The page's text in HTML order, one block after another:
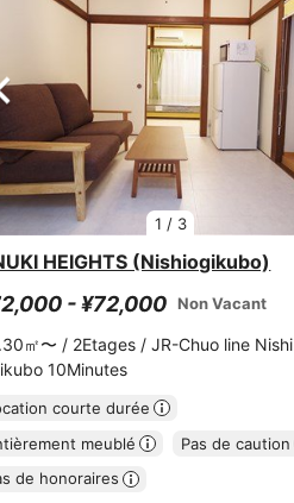
1 / 3
HEIGHTS (Nishiogikubo)
- ¥72,000 Non Vacant
㎡〜 / 2Etages /JR-Chuo line Nishi
10Minutes
courte durée
meublé
Pas de caution
de honoraires